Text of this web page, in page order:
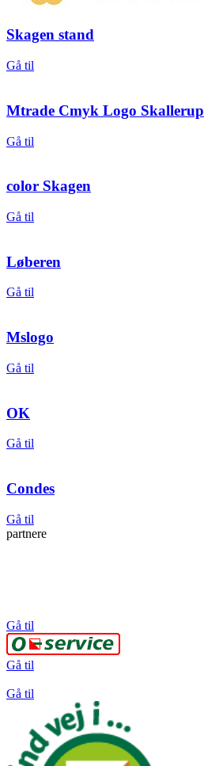
Skagen stand
Gå til
Mtrade Cmyk Logo Skallerup
Gå til
color Skagen
Gå til
Løberen
Gå til
Mslogo
Gå til
OK
Gå til
Condes
Gå til
partnere
Gå til
Gå til
Gå til